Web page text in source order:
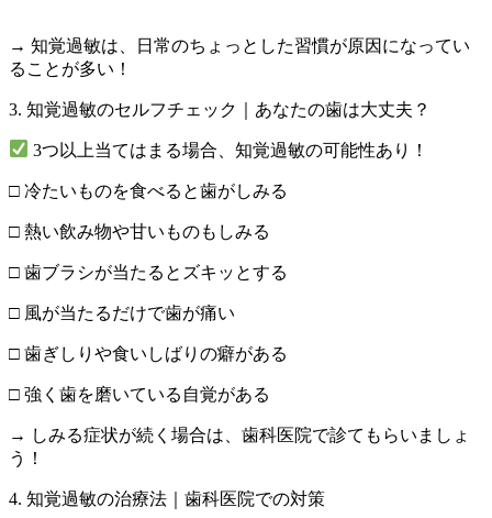
→ 知覚過敏は、日常のちょっとした習慣が原因になってい
ることが多い！
3. 知覚過敏のセルフチェック｜あなたの歯は大丈夫？
3つ以上当てはまる場合、知覚過敏の可能性あり！
□ 冷たいものを食べると歯がしみる
□ 熱い飲み物や甘いものもしみる
□ 歯ブラシが当たるとズキッとする
□ 風が当たるだけで歯が痛い
□ 歯ぎしりや食いしばりの癖がある
□ 強く歯を磨いている自覚がある
→ しみる症状が続く場合は、歯科医院で診てもらいましょ
う！
4. 知覚過敏の治療法｜歯科医院での対策